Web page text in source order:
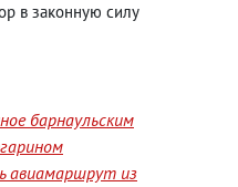
в законную силу
барнаульским
авиамаршрут из